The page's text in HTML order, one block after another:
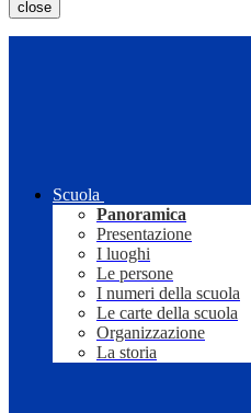
close
Scuola
Panoramica
Presentazione
I luoghi
Le persone
I numeri della scuola
Le carte della scuola
Organizzazione
La storia